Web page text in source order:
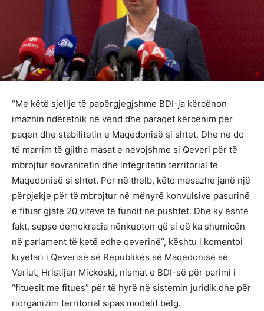
“Me këtë sjellje të papërgjegjshme BDI-ja kërcënon
imazhin ndëretnik në vend dhe paraqet kërcënim për
paqen dhe stabilitetin e Maqedonisë si shtet. Dhe ne do
të marrim të gjitha masat e nevojshme si Qeveri për të
mbrojtur sovranitetin dhe integritetin territorial të
Maqedonisë si shtet. Por në thelb, këto mesazhe janë një
përpjekje për të mbrojtur në mënyrë konvulsive pasurinë
e fituar gjatë 20 viteve të fundit në pushtet. Dhe ky është
fakt, sepse demokracia nënkupton që ai që ka shumicën
në parlament të ketë edhe qeverinë”, kështu i komentoi
kryetari i Qeverisë së Republikës së Maqedonisë së
Veriut, Hristijan Mickoski, nismat e BDI-së për parimi i
“fituesit me fitues” për të hyrë në sistemin juridik dhe për
riorganizim territorial sipas modelit belg.